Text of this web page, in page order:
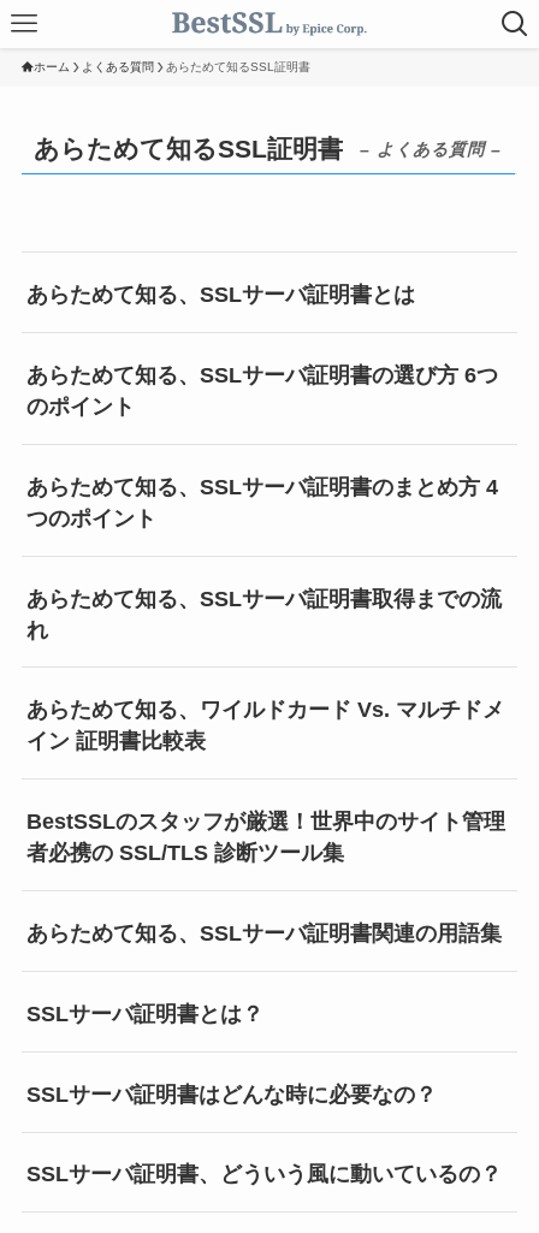
ホーム よくある質問 あらためて知るSSL証明書
あらためて知るSSL証明書 – よくある質問 –
あらためて知る、SSLサーバ証明書とは
あらためて知る、SSLサーバ証明書の選び方 6つ
のポイント
あらためて知る、SSLサーバ証明書のまとめ方 4
つのポイント
あらためて知る、SSLサーバ証明書取得までの流
れ
あらためて知る、ワイルドカード Vs. マルチドメ
イン 証明書比較表
BestSSLのスタッフが厳選！世界中のサイト管理
者必携の SSL/TLS 診断ツール集
あらためて知る、SSLサーバ証明書関連の用語集
SSLサーバ証明書とは？
SSLサーバ証明書はどんな時に必要なの？
SSLサーバ証明書、どういう風に動いているの？